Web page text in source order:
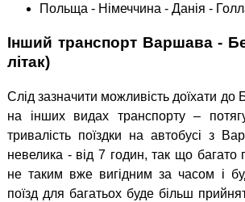
Польща - Німеччина - Данія -
Інший транспорт Варшава -
літак)
Слід зазначити можливість доїхати до
на інших видах транспорту –
тривалість поїздки на автобусі з
невелика - від 7 годин, так що багато
не таким вже вигідним за часом і
поїзд для багатьох буде більш